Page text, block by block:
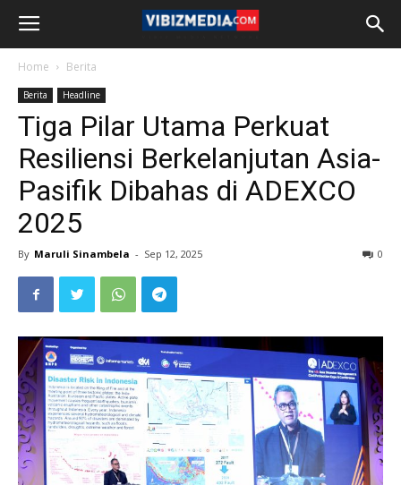
Home Berita
Berita Headline
Tiga Pilar Utama Perkuat
Resiliensi Berkelanjutan Asia-
Pasifik Dibahas di ADEXCO
2025
By Maruli Sinambela - Sep 12, 2025 0